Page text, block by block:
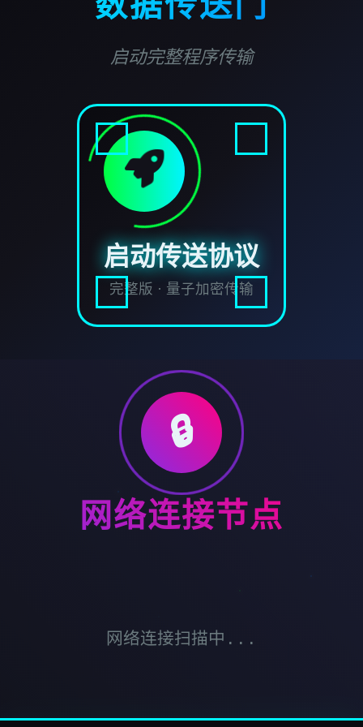
启动完整程序传输
启动传送协议
完整版 · 量子加密传输
🔒
网络连接节点
网络连接扫描中...